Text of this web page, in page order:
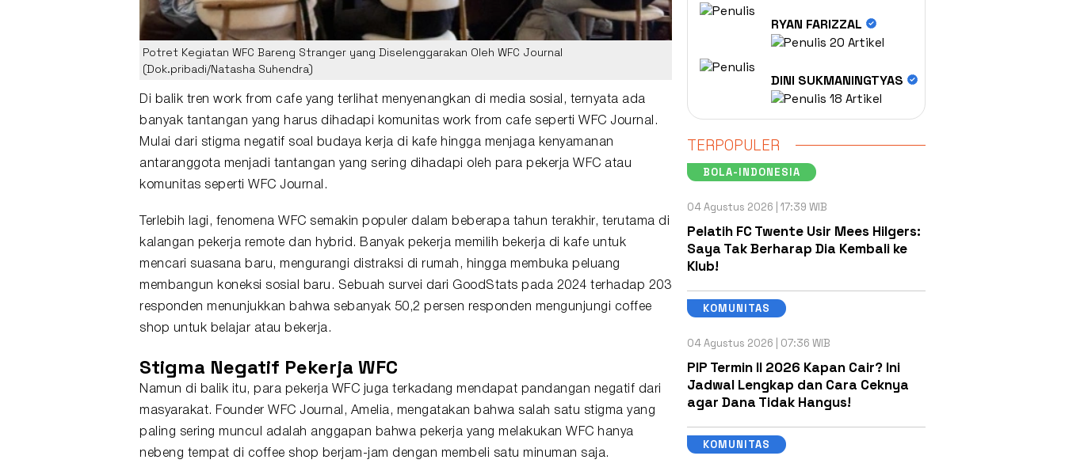
Potret Kegiatan WFC Bareng Stranger yang Diselenggarakan Oleh WFC Journal
(Dok.pribadi/Natasha Suhendra)
Di balik tren work from cafe yang terlihat menyenangkan di media sosial, ternyata ada
banyak tantangan yang harus dihadapi
komunitas work from cafe seperti WFC Journal .
Mulai dari stigma negatif soal budaya kerja di kafe hingga menjaga kenyamanan
antaranggota menjadi tantangan yang sering dihadapi oleh para pekerja WFC atau
komunitas seperti WFC Journal.
Terlebih lagi, fenomena WFC semakin populer dalam beberapa tahun terakhir, terutama di
kalangan pekerja remote dan hybrid. Banyak pekerja memilih bekerja di kafe untuk
mencari suasana baru, mengurangi distraksi di rumah, hingga membuka peluang
membangun koneksi sosial baru. Sebuah survei dari GoodStats pada 2024 terhadap 203
responden menunjukkan bahwa sebanyak 50,2 persen responden mengunjungi coffee
shop untuk belajar atau bekerja.
Stigma Negatif Pekerja WFC
Namun di balik itu, para pekerja WFC juga terkadang mendapat pandangan negatif dari
masyarakat. Founder WFC Journal, Amelia, mengatakan bahwa salah satu stigma yang
paling sering muncul adalah anggapan bahwa pekerja yang melakukan WFC hanya
nebeng tempat di coffee shop berjam-jam dengan membeli satu minuman saja.
RYAN FARIZZAL
20 Artikel
DINI SUKMANINGTYAS
18 Artikel
TERPOPULER
BOLA-INDONESIA
04 Agustus 2026 | 17:39 WIB
Pelatih FC Twente Usir Mees Hilgers:
Saya Tak Berharap Dia Kembali ke
Klub!
KOMUNITAS
04 Agustus 2026 | 07:36 WIB
PIP Termin II 2026 Kapan Cair? Ini
Jadwal Lengkap dan Cara Ceknya
agar Dana Tidak Hangus!
KOMUNITAS